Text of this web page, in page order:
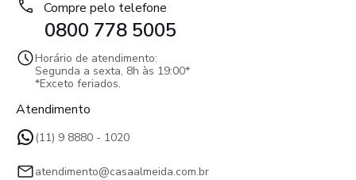
Compre pelo telefone
0800 778 5005
Horário de atendimento:
Segunda a sexta, 8h às 19:00*
*Exceto feriados.
Atendimento
(11) 9 8880 - 1020
atendimento@casaalmeida.com.br